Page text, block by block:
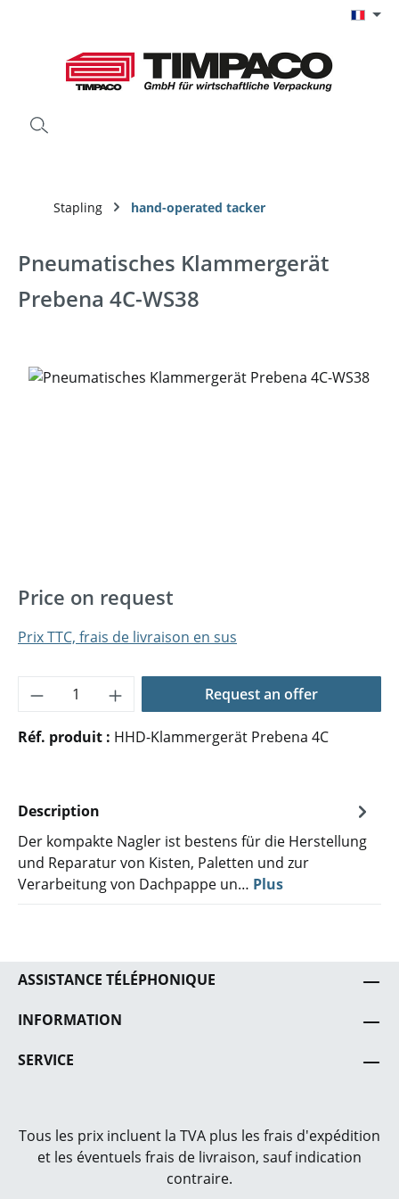
Stapling hand-operated tacker
Pneumatisches Klammergerät
Prebena 4C-WS38
Ignorer la galerie d'images
Price on request
Prix TTC, frais de livraison en sus
Quantité de produit : Entrez la
Request an offer
Réf. produit : HHD-Klammergerät Prebena 4C
Description
Der kompakte Nagler ist bestens für die Herstellung
und Reparatur von Kisten, Paletten und zur
Verarbeitung von Dachpappe un… Plus
ASSISTANCE TÉLÉPHONIQUE
INFORMATION
SERVICE
Tous les prix incluent la TVA plus les frais d'expédition
et les éventuels frais de livraison, sauf indication
contraire.